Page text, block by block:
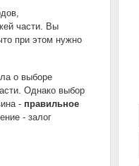
части. Вы
при этом нужно
о выборе
Однако выбор
- правильное
- залог